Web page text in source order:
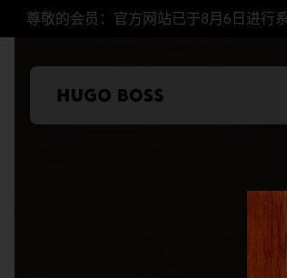
尊敬的会员：官方网站已于8月6日进行